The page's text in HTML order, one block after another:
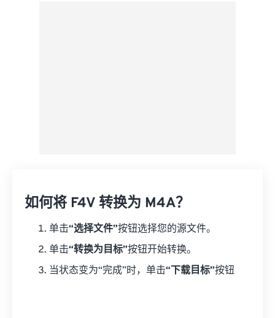
如何将 F4V 转换为 M4A？
单击“选择文件”按钮选择您的源文件。
单击“转换为目标”按钮开始转换。
当状态变为“完成”时，单击“下载目标”按钮